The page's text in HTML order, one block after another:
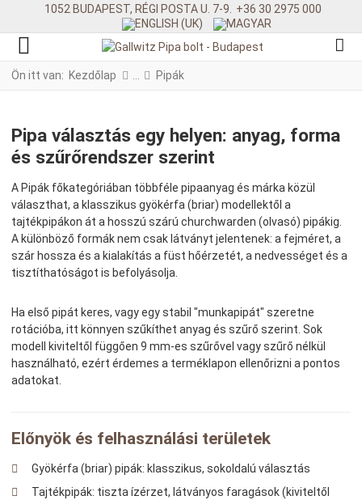
1052 BUDAPEST, RÉGI POSTA U. 7-9. +36 30 2975 000
Ön itt van: Kezdőlap Pipák
Pipa választás egy helyen: anyag, forma
és szűrőrendszer szerint
A Pipák főkategóriában többféle pipaanyag és márka közül
választhat, a klasszikus gyökérfa (briar) modellektől a
tajtékpipákon át a hosszú szárú churchwarden (olvasó) pipákig.
A különböző formák nem csak látványt jelentenek: a fejméret, a
szár hossza és a kialakítás a füst hőérzetét, a nedvességet és a
tisztíthatóságot is befolyásolja.
Ha első pipát keres, vagy egy stabil "munkapipát" szeretne
rotációba, itt könnyen szűkíthet anyag és szűrő szerint. Sok
modell kiviteltől függően 9 mm-es szűrővel vagy szűrő nélkül
használható, ezért érdemes a terméklapon ellenőrizni a pontos
adatokat.
Előnyök és felhasználási területek
Gyökérfa (briar) pipák: klasszikus, sokoldalú választás
Tajtékpipák: tiszta ízérzet, látványos faragások (kiviteltől